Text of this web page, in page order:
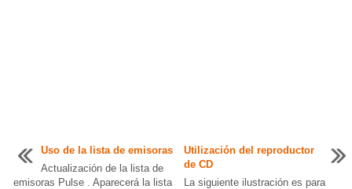
Uso de la lista de emisoras
Actualización de la lista de
emisoras Pulse . Aparecerá la lista
Utilización del reproductor
de CD
La siguiente ilustración es para